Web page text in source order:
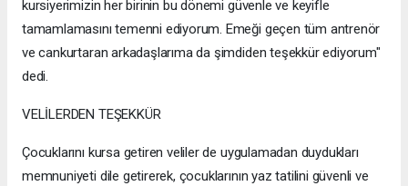
kursiyerimizin her birinin bu dönemi güvenle ve keyifle
tamamlamasını temenni ediyorum. Emeği geçen tüm antrenör
ve cankurtaran arkadaşlarıma da şimdiden teşekkür ediyorum"
dedi.
VELİLERDEN TEŞEKKÜR
Çocuklarını kursa getiren veliler de uygulamadan duydukları
memnuniyeti dile getirerek, çocuklarının yaz tatilini güvenli ve